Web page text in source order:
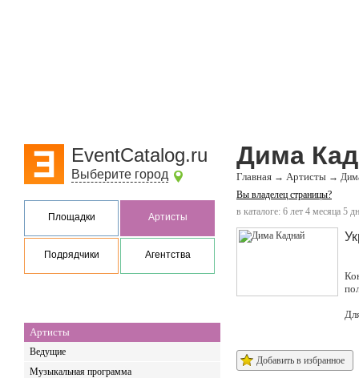
EventCatalog.ru
Выберите город
Площадки Артисты
Подрядчики Агентства
Артисты
Ведущие
Музыкальная программа
Дима
Главная → Артисты →
Вы владелец страницы?
в каталоге: 6 лет 4 месяца 5
Добавить в избранное